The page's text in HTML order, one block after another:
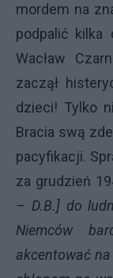
mordem na
podpalić kilka
Wacław
zaczął
dzieci! Tylko
Bracia swą
pacyfikacji.
za grudzień
– D.B.] do
Niemców
akcentować